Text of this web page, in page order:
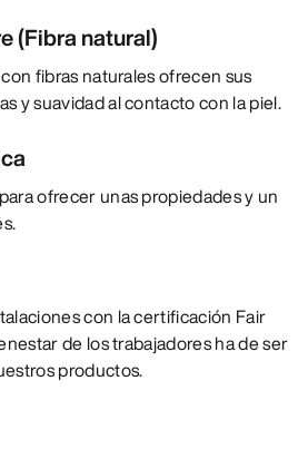
(Fibra natural)
fibras naturales ofrecen sus
y suavidad al contacto con la piel.
ofrecer unas propiedades y un
con la certificación Fair
de los trabajadores ha de ser
productos.